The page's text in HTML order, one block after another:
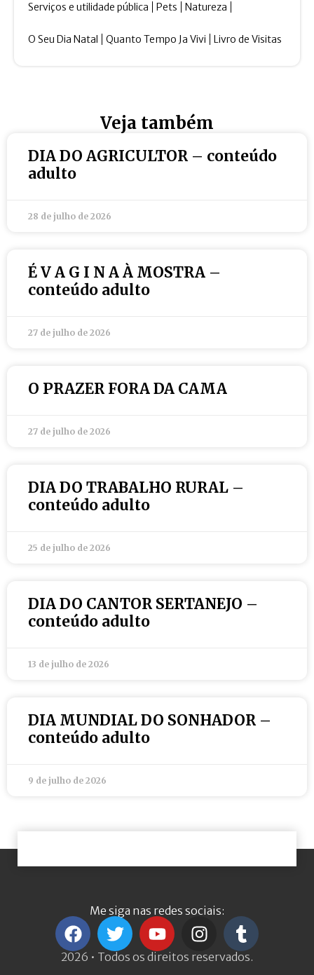
Serviços e utilidade pública Pets Natureza
O Seu Dia Natal Quanto Tempo Ja Vivi Livro de Visitas
Veja também
DIA DO AGRICULTOR – conteúdo
adulto
28 de julho de 2026
É V A G I N A À MOSTRA –
conteúdo adulto
27 de julho de 2026
O PRAZER FORA DA CAMA
27 de julho de 2026
DIA DO TRABALHO RURAL –
conteúdo adulto
25 de julho de 2026
DIA DO CANTOR SERTANEJO –
conteúdo adulto
13 de julho de 2026
DIA MUNDIAL DO SONHADOR –
conteúdo adulto
9 de julho de 2026
Me siga nas redes sociais:
2026 • Todos os direitos reservados.